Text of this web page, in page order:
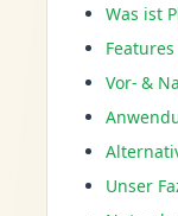
Was ist
Vor- &
Unser